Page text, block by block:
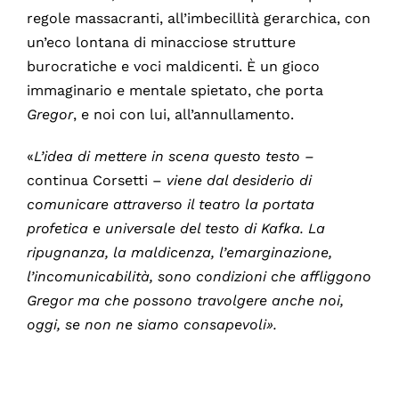
regole massacranti, all’imbecillità gerarchica, con
un’eco lontana di minacciose strutture
burocratiche e voci maldicenti. È un gioco
immaginario e mentale spietato, che porta
Gregor, e noi con lui, all’annullamento.
«L’idea di mettere in scena questo testo –
continua Corsetti – viene dal desiderio di
comunicare attraverso il teatro la portata
profetica e universale del testo di Kafka. La
ripugnanza, la maldicenza, l’emarginazione,
l’incomunicabilità, sono condizioni che affliggono
Gregor ma che possono travolgere anche noi,
oggi, se non ne siamo consapevoli».